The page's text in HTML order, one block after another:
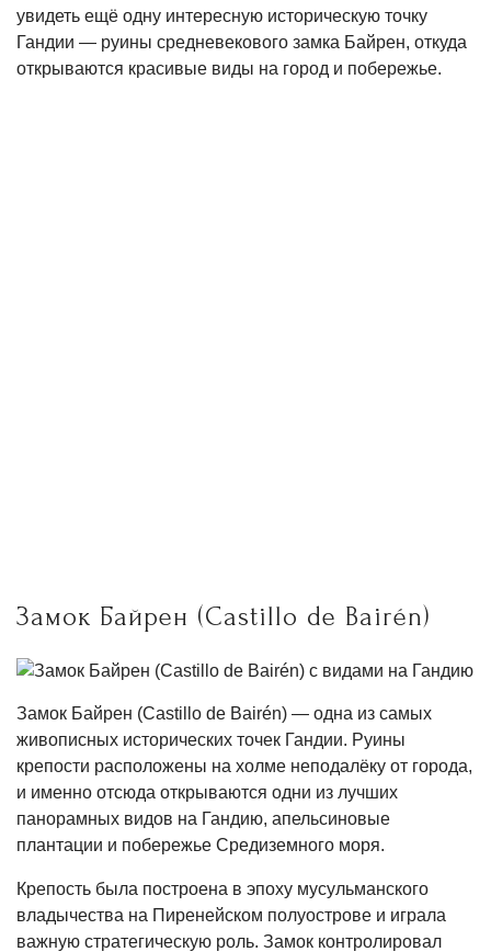
увидеть ещё одну интересную историческую точку
Гандии — руины средневекового замка Байрен, откуда
открываются красивые виды на город и побережье.
Замок Байрен (Castillo de Bairén)
Замок Байрен (Castillo de Bairén) — одна из самых
живописных исторических точек Гандии. Руины
крепости расположены на холме неподалёку от города,
и именно отсюда открываются одни из лучших
панорамных видов на Гандию, апельсиновые
плантации и побережье Средиземного моря.
Крепость была построена в эпоху мусульманского
владычества на Пиренейском полуострове и играла
важную стратегическую роль. Замок контролировал